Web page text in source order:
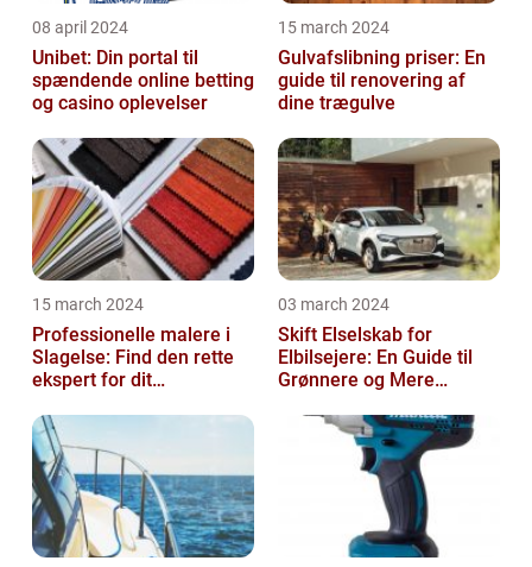
08 april 2024
Unibet: Din portal til
spændende online betting
og casino oplevelser
15 march 2024
Gulvafslibning priser: En
guide til renovering af
dine trægulve
15 march 2024
Professionelle malere i
Slagelse: Find den rette
ekspert for dit
03 march 2024
Skift Elselskab for
Elbilsejere: En Guide til
Grønnere og Mere